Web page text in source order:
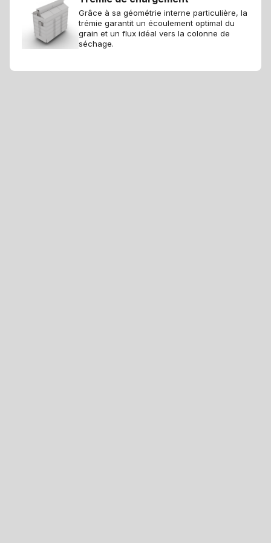
Grâce à sa géométrie interne particulière, la
trémie garantit un écoulement optimal du
grain et un flux idéal vers la colonne de
séchage.